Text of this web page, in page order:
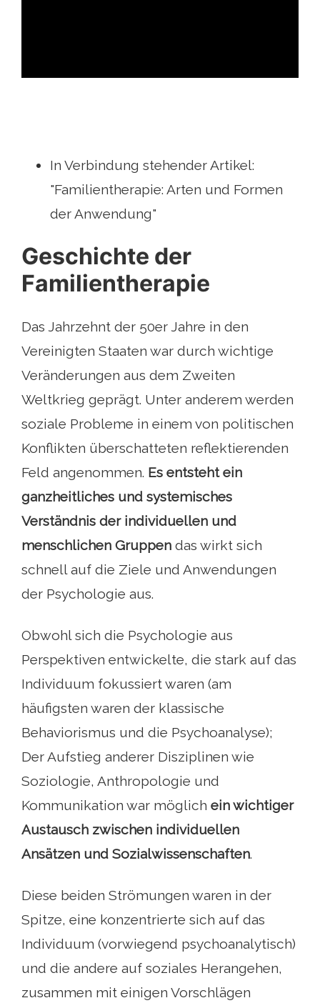
In Verbindung stehender Artikel:
"Familientherapie: Arten und Formen
der Anwendung"
Geschichte der
Familientherapie
Das Jahrzehnt der 50er Jahre in den
Vereinigten Staaten war durch wichtige
Veränderungen aus dem Zweiten
Weltkrieg geprägt. Unter anderem werden
soziale Probleme in einem von politischen
Konflikten überschatteten reflektierenden
Feld angenommen. Es entsteht ein
ganzheitliches und systemisches
Verständnis der individuellen und
menschlichen Gruppen das wirkt sich
schnell auf die Ziele und Anwendungen
der Psychologie aus.
Obwohl sich die Psychologie aus
Perspektiven entwickelte, die stark auf das
Individuum fokussiert waren (am
häufigsten waren der klassische
Behaviorismus und die Psychoanalyse);
Der Aufstieg anderer Disziplinen wie
Soziologie, Anthropologie und
Kommunikation war möglich ein wichtiger
Austausch zwischen individuellen
Ansätzen und Sozialwissenschaften.
Diese beiden Strömungen waren in der
Spitze, eine konzentrierte sich auf das
Individuum (vorwiegend psychoanalytisch)
und die andere auf soziales Herangehen,
zusammen mit einigen Vorschlägen